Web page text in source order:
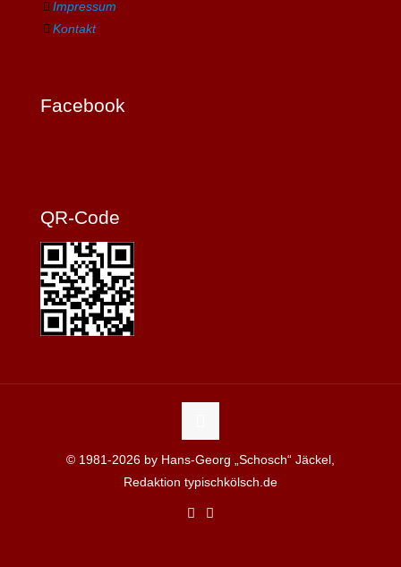
Impressum
Kontakt
Facebook
QR-Code
© 1981-2026 by Hans-Georg „Schosch“ Jäckel,
Redaktion typischkölsch.de